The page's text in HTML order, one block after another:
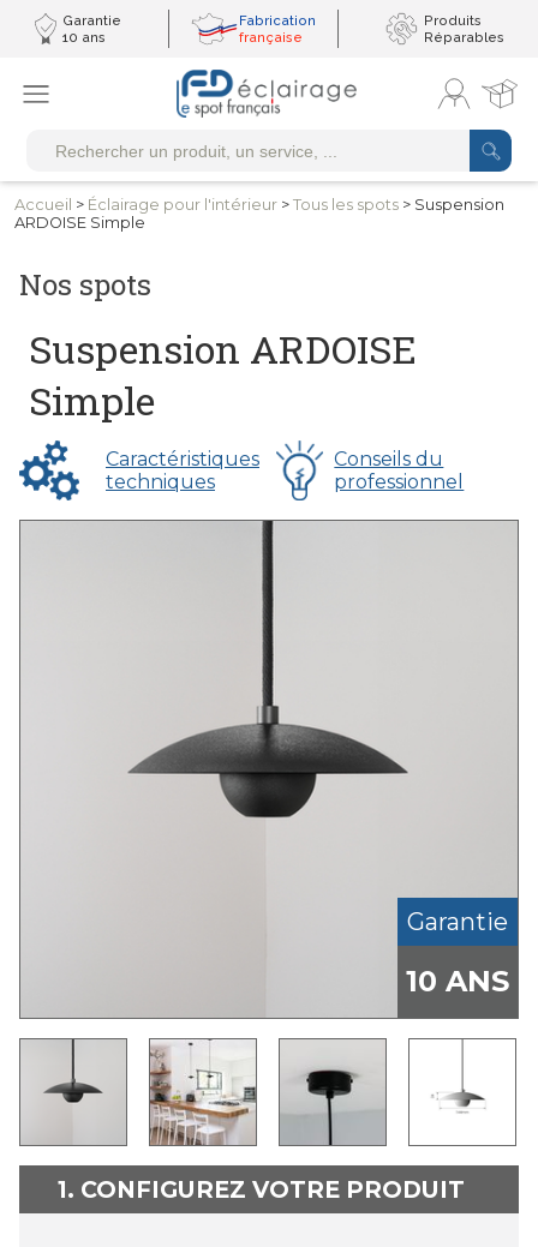
Garantie
10 ans
Fabrication
française
Produits
Réparables
Accueil > Éclairage pour l'intérieur > Tous les spots > Suspension
ARDOISE Simple
Nos spots
Suspension ARDOISE
Simple
Caractéristiques
techniques
Conseils du
professionnel
Garantie
10 ANS
1. CONFIGUREZ VOTRE PRODUIT